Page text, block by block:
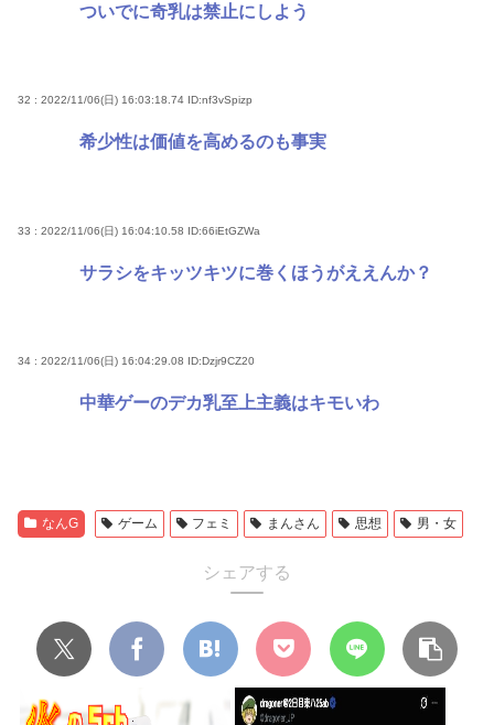
ついでに奇乳は禁止にしよう
32 : 2022/11/06(日) 16:03:18.74 ID:nf3vSpizp
希少性は価値を高めるのも事実
33 : 2022/11/06(日) 16:04:10.58 ID:66iEtGZWa
サラシをキッツキツに巻くほうがええんか？
34 : 2022/11/06(日) 16:04:29.08 ID:Dzjr9CZ20
中華ゲーのデカ乳至上主義はキモいわ
なんG ゲーム フェミ まんさん 思想 男・女
シェアする